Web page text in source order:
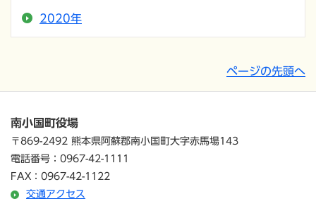
2020年
ページの先頭へ
南小国町役場
〒869-2492 熊本県阿蘇郡南小国町大字赤馬場143
電話番号：0967-42-1111
FAX：0967-42-1122
交通アクセス